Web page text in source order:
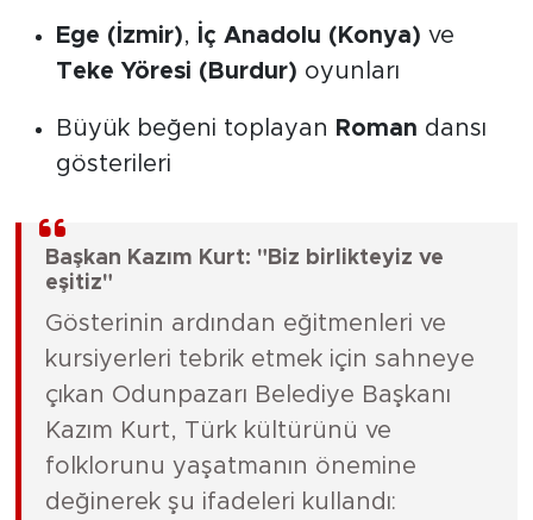
Ege (İzmir), İç Anadolu (Konya) ve
Teke Yöresi (Burdur) oyunları
Büyük beğeni toplayan Roman dansı
gösterileri
Başkan Kazım Kurt: "Biz birlikteyiz ve
eşitiz"
Gösterinin ardından eğitmenleri ve
kursiyerleri tebrik etmek için sahneye
çıkan Odunpazarı Belediye Başkanı
Kazım Kurt, Türk kültürünü ve
folklorunu yaşatmanın önemine
değinerek şu ifadeleri kullandı: